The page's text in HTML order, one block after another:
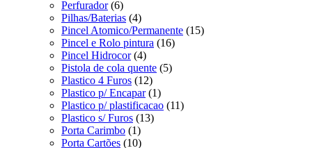
Perfurador (6)
Pilhas/Baterias (4)
Pincel Atomico/Permanente (15)
Pincel e Rolo pintura (16)
Pincel Hidrocor (4)
Pistola de cola quente (5)
Plastico 4 Furos (12)
Plastico p/ Encapar (1)
Plastico p/ plastificacao (11)
Plastico s/ Furos (13)
Porta Carimbo (1)
Porta Cartões (10)